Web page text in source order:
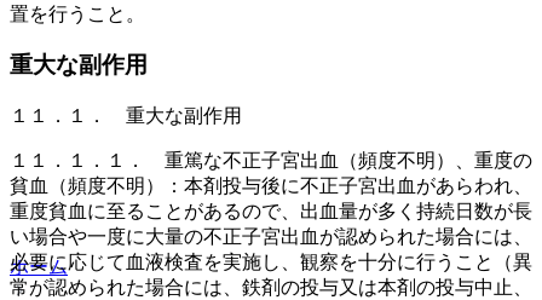
置を行うこと。
重大な副作用
１１．１． 重大な副作用
１１．１．１． 重篤な不正子宮出血（頻度不明）、重度の
貧血（頻度不明）：本剤投与後に不正子宮出血があらわれ、
重度貧血に至ることがあるので、出血量が多く持続日数が長
い場合や一度に大量の不正子宮出血が認められた場合には、
必要に応じて血液検査を実施し、観察を十分に行うこと（異
常が認められた場合には、鉄剤の投与又は本剤の投与中止、
ホーム